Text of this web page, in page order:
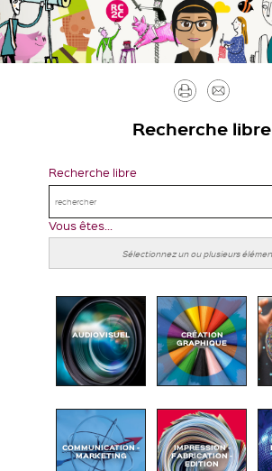
Imprimer
Recherche libre
Recherche libre
Vous êtes...
AUDIOVISUEL CRÉATION
GRAPHIQUE
COMMUNICATION -
MARKETING
IMPRESSION -
FABRICATION -
EDITION